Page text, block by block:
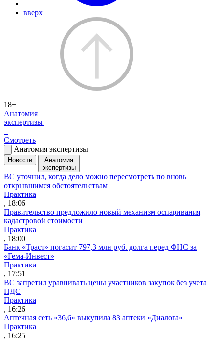
вверх
18+
Анатомия
экспертизы
Смотреть
Анатомия экспертизы
Новости
Анатомия
экспертизы
ВС уточнил, когда дело можно пересмотреть по вновь
открывшимся обстоятельствам
Практика
, 18:06
Правительство предложило новый механизм оспаривания
кадастровой стоимости
Практика
, 18:00
Банк «Траст» погасит 797,3 млн руб. долга перед ФНС за
«Гема-Инвест»
Практика
, 17:51
ВС запретил уравнивать цены участников закупок без учета
НДС
Практика
, 16:26
Аптечная сеть «36,6» выкупила 83 аптеки «Диалога»
Практика
, 16:25